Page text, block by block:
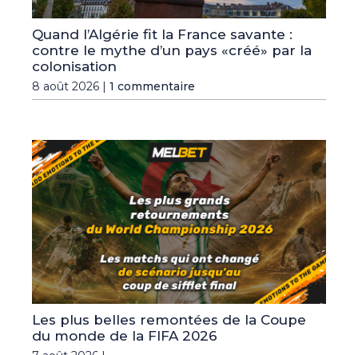
Quand l’Algérie fit la France savante :
contre le mythe d’un pays «créé» par la
colonisation
8 août 2026 | 1 commentaire
Les plus belles remontées de la Coupe
du monde de la FIFA 2026